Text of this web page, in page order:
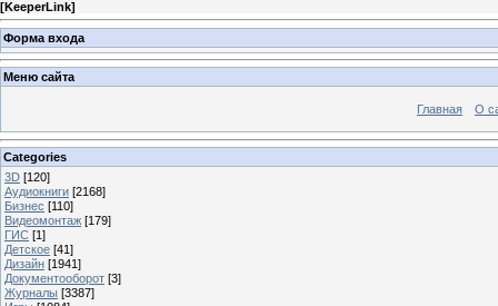
[KeeperLink]
Форма входа
Меню сайта
Главная О
Categories
3D [120]
Аудиокниги [2168]
Бизнес [110]
Видеомонтаж [179]
ГИС [1]
Детское [41]
Дизайн [1941]
Документооборот [3]
Журналы [3387]